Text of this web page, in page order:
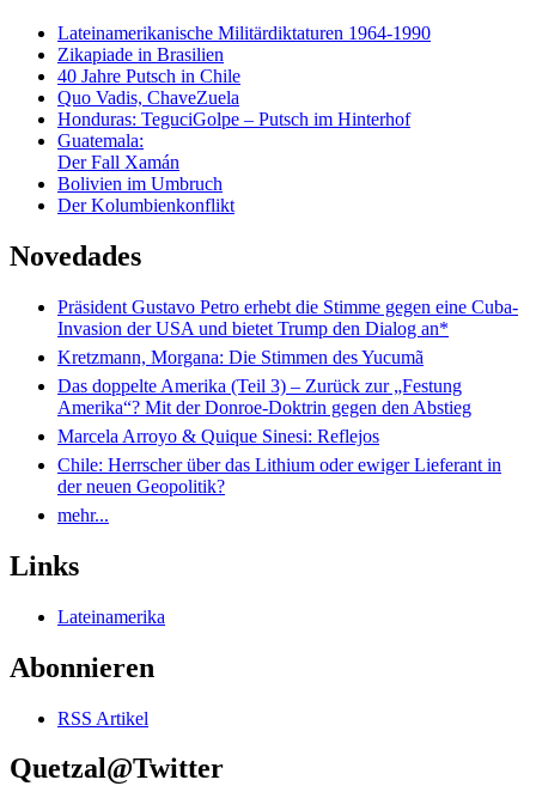
Lateinamerikanische Militärdiktaturen 1964-1990
Zikapiade in Brasilien
40 Jahre Putsch in Chile
Quo Vadis, ChaveZuela
Honduras: TeguciGolpe – Putsch im Hinterhof
Guatemala:
Der Fall Xamán
Bolivien im Umbruch
Der Kolumbienkonflikt
Novedades
Präsident Gustavo Petro erhebt die Stimme gegen eine Cuba-
Invasion der USA und bietet Trump den Dialog an*
Kretzmann, Morgana: Die Stimmen des Yucumã
Das doppelte Amerika (Teil 3) – Zurück zur „Festung
Amerika“? Mit der Donroe-Doktrin gegen den Abstieg
Marcela Arroyo & Quique Sinesi: Reflejos
Chile: Herrscher über das Lithium oder ewiger Lieferant in
der neuen Geopolitik?
mehr...
Links
Lateinamerika
Abonnieren
RSS Artikel
Quetzal@Twitter